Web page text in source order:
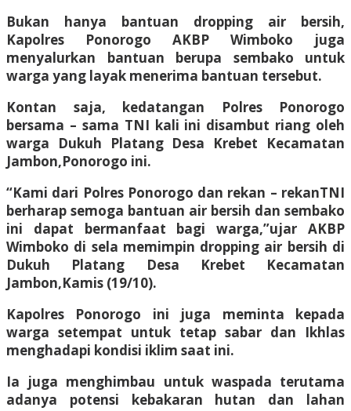
Bukan hanya bantuan dropping air bersih,
Kapolres Ponorogo AKBP Wimboko juga
menyalurkan bantuan berupa sembako untuk
warga yang layak menerima bantuan tersebut.
Kontan saja, kedatangan Polres Ponorogo
bersama – sama TNI kali ini disambut riang oleh
warga Dukuh Platang Desa Krebet Kecamatan
Jambon,Ponorogo ini.
“Kami dari Polres Ponorogo dan rekan – rekanTNI
berharap semoga bantuan air bersih dan sembako
ini dapat bermanfaat bagi warga,”ujar AKBP
Wimboko di sela memimpin dropping air bersih di
Dukuh Platang Desa Krebet Kecamatan
Jambon,Kamis (19/10).
Kapolres Ponorogo ini juga meminta kepada
warga setempat untuk tetap sabar dan Ikhlas
menghadapi kondisi iklim saat ini.
Ia juga menghimbau untuk waspada terutama
adanya potensi kebakaran hutan dan lahan